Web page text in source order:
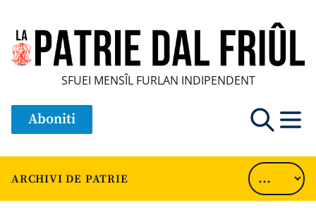
SFUEI MENSÎL FURLAN INDIPENDENT
Aboniti
ARCHIVI DE PATRIE